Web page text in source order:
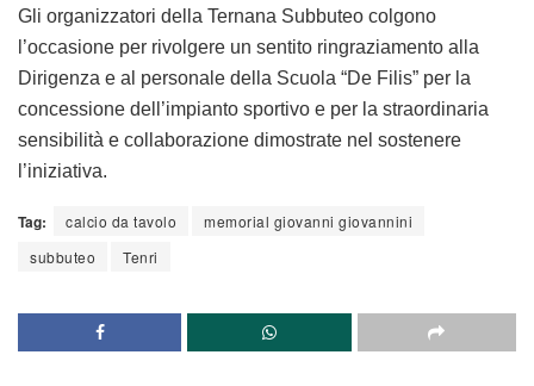
Gli organizzatori della Ternana Subbuteo colgono
l’occasione per rivolgere un sentito ringraziamento alla
Dirigenza e al personale della Scuola “De Filis” per la
concessione dell’impianto sportivo e per la straordinaria
sensibilità e collaborazione dimostrate nel sostenere
l’iniziativa.
Tag: calcio da tavolo
memorial giovanni giovannini
subbuteo
Tenri